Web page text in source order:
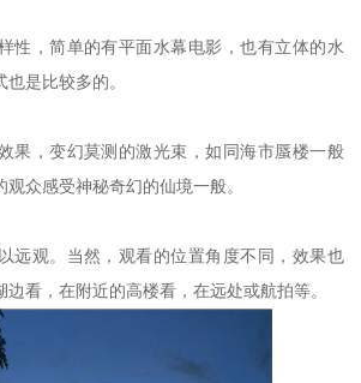
性，简单的有平面水幕电影，也有立体的水
是比较多的。
果，变幻莫测的激光束，如同海市蜃楼一般
众感受神秘奇幻的仙境一般。
远观。当然，观看的位置角度不同，效果也
看，在附近的高楼看，在远处或航拍等。